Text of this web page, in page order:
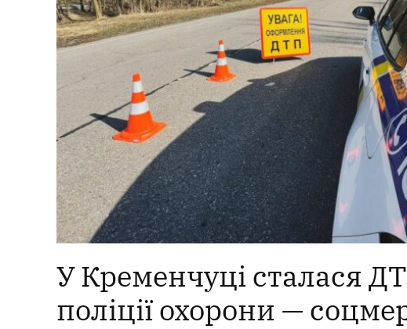
У Кременчуці сталася
поліції охорони —